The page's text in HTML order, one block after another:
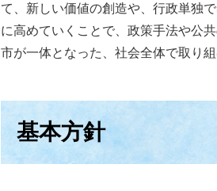
て、新しい価値の創造や、行政単独
に高めていくことで、政策手法や公
市が一体となった、社会全体で取り
基本方針